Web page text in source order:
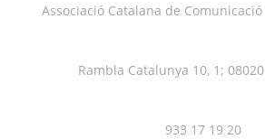
Associació Catalana de Comunicació
Rambla Catalunya 10, 1;
933 17 19 20